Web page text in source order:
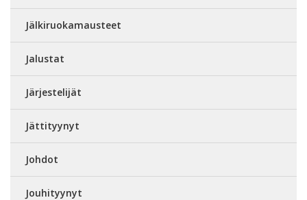
Jälkiruokamausteet
Jalustat
Järjestelijät
Jättityynyt
Johdot
Jouhityynyt